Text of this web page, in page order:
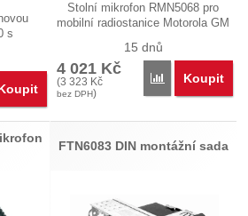
s
Stolní mikrofon RMN5068 pro
mobilní radiostanice Motorola GM
15 dnů
4 021 Kč
(3 323 Kč
bez DPH)
Porovnat
Koupit
FTN6083 DIN montážní sada